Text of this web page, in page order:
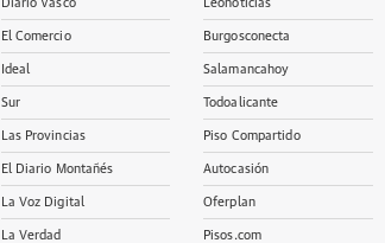
Diario Vasco
El Comercio
Ideal
Sur
Las Provincias
El Diario Montañés
La Voz Digital
La Verdad
Leonoticias
Burgosconecta
Salamancahoy
Todoalicante
Piso Compartido
Autocasión
Oferplan
Pisos.com